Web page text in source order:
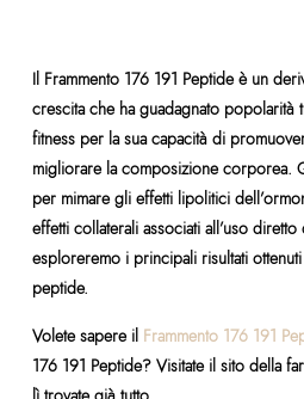
Il Frammento 176 191 Peptide è un
crescita che ha guadagnato popolarità
fitness per la sua capacità di
migliorare la composizione corporea.
per mimare gli effetti lipolitici
effetti collaterali associati all’uso
esploreremo i principali risultati
peptide.
Volete sapere il Frammento 176 191
176 191 Peptide? Visitate il sito della